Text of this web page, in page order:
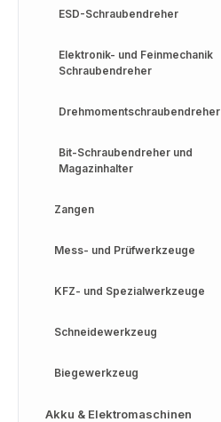
ESD-Schraubendreher
Elektronik- und Feinmechanik
Schraubendreher
Drehmomentschraubendreher
Bit-Schraubendreher und
Magazinhalter
Zangen
Mess- und Prüfwerkzeuge
KFZ- und Spezialwerkzeuge
Schneidewerkzeug
Biegewerkzeug
Akku & Elektromaschinen